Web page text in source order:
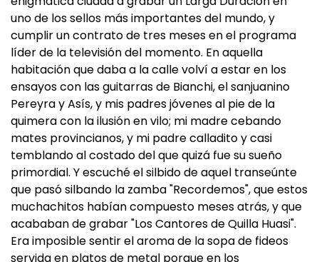
uno de los sellos más importantes del mundo, y
cumplir un contrato de tres meses en el programa
líder de la televisión del momento. En aquella
habitación que daba a la calle volví a estar en los
ensayos con las guitarras de Bianchi, el sanjuanino
Pereyra y Asís, y mis padres jóvenes al pie de la
quimera con la ilusión en vilo; mi madre cebando
mates provincianos, y mi padre calladito y casi
temblando al costado del que quizá fue su sueño
primordial. Y escuché el silbido de aquel transeúnte
que pasó silbando la zamba "Recordemos", que estos
muchachitos habían compuesto meses atrás, y que
acababan de grabar "Los Cantores de Quilla Huasi".
Era imposible sentir el aroma de la sopa de fideos
servida en platos de metal porque en los